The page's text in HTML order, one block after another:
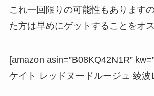
これ一回限りの可能性もあります
た方は早めにゲットすることをオ
[amazon asin=”B08KQ42N1R”
ケイト レッドヌードルージュ 綾波